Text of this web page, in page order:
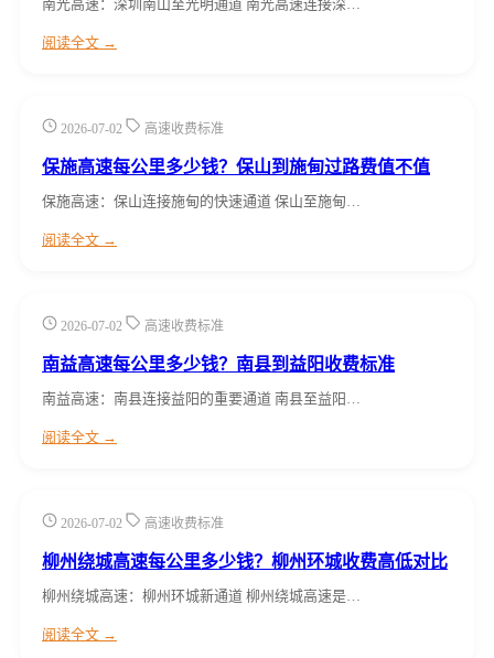
南光高速：深圳南山至光明通道 南光高速连接深…
阅读全文 →
2026-07-02 高速收费标准
保施高速每公里多少钱？保山到施甸过路费值不值
保施高速：保山连接施甸的快速通道 保山至施甸…
阅读全文 →
2026-07-02 高速收费标准
南益高速每公里多少钱？南县到益阳收费标准
南益高速：南县连接益阳的重要通道 南县至益阳…
阅读全文 →
2026-07-02 高速收费标准
柳州绕城高速每公里多少钱？柳州环城收费高低对比
柳州绕城高速：柳州环城新通道 柳州绕城高速是…
阅读全文 →